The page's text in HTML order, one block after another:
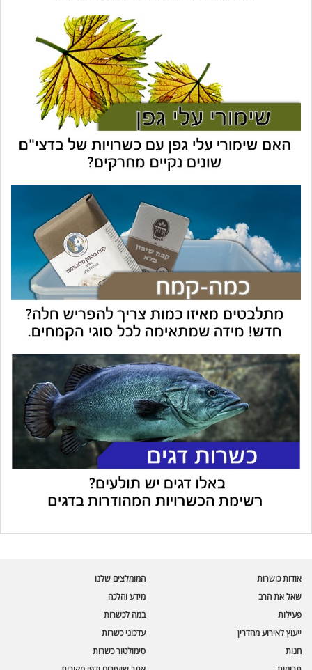
אודות כושרות
שאל את הרב
פעילות
ייעוץ לאירוע מהדרין
המומלצים שלנו
מידע והלכה
במה לכשרות
עדכוני כשרות
חנות
סימולטור כשרות
🪲 בדיקת חרקים
מספר כושרות ומאמרי האתר